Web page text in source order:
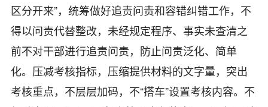
区分开来”，统筹做好追责问责和容错纠错工作，不
得以问责代替整改，未经规定程序、事实未查清之
前不对干部进行追责问责，防止问责泛化、简单
化。压减考核指标，压缩提供材料的文字量，突出
考核重点，不层层加码，不“搭车”设置考核内容。不